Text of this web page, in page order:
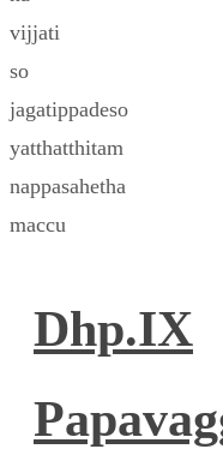
vijjati
so
jagatippadeso
yatthatthitam
nappasahetha
maccu
Dhp.IX